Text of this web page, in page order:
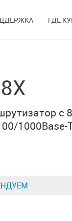
ГДЕ
с
1000Base-